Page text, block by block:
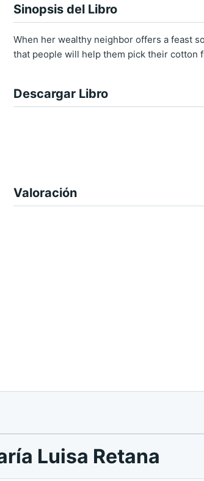
Sinopsis del Libro
When her wealthy neighbor offers a feast
that people will help them pick their cotton
Descargar Libro
Valoración
Luisa Retana